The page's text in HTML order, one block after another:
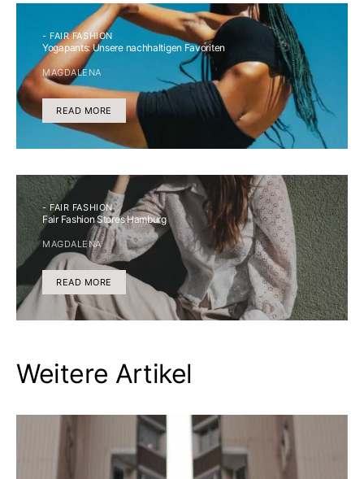
- FAIR FASHION
Yogapants: Unsere nachhaltigen Favoriten
MAGDALENA
READ MORE
- FAIR FASHION
Fair Fashion Stores Hamburg
MAGDALENA
READ MORE
Weitere Artikel